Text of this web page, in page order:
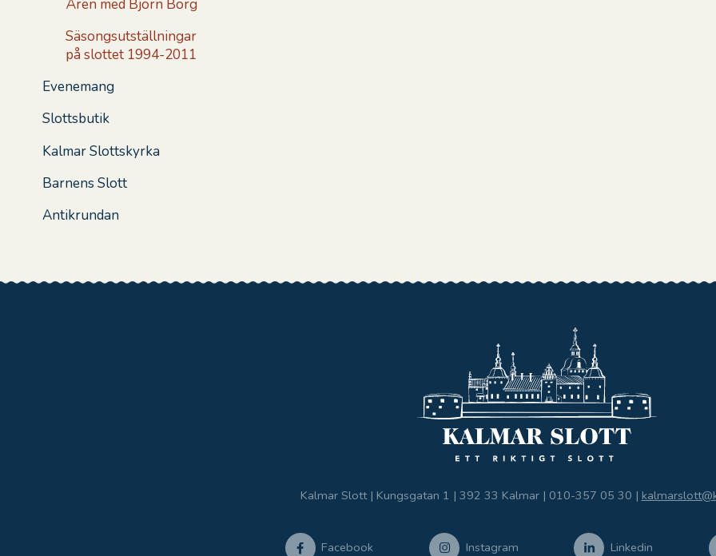
Åren med Björn Borg
Säsongsutställningar
på slottet 1994-2011
Evenemang
Slottsbutik
Kalmar Slottskyrka
Barnens Slott
Antikrundan
Kalmar Slott | Kungsgatan 1 | 392 33 Kalmar | 010-357 05 30 |
Facebook Instagram Linkedin